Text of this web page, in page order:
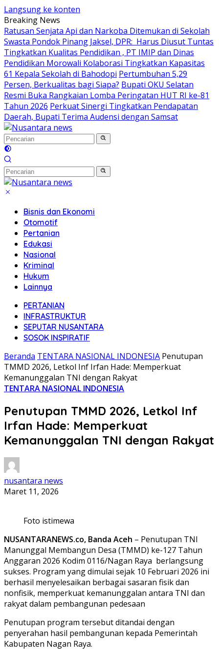
Langsung ke konten
Breaking News
Ratusan Senjata Api dan Narkoba Ditemukan di Sekolah
Swasta Pondok Pinang Jaksel, DPR: Harus Diusut Tuntas
Tingkatkan Kualitas Pendidikan , PT IMIP dan Dinas
Pendidikan Morowali Kolaborasi Tingkatkan Kapasitas
61 Kepala Sekolah di Bahodopi Pertumbuhan 5,29
Persen, Berkualitas bagi Siapa? Bupati OKU Selatan
Resmi Buka Rangkaian Lomba Peringatan HUT RI ke-81
Tahun 2026 Perkuat Sinergi Tingkatkan Pendapatan
Daerah, Bupati Terima Audensi dengan Samsat
Bisnis dan Ekonomi
Otomotif
Pertanian
Edukasi
Nasional
Kriminal
Hukum
Lainnya
PERTANIAN
INFRASTRUKTUR
SEPUTAR NUSANTARA
SOSOK INSPIRATIF
Beranda TENTARA NASIONAL INDONESIA Penutupan
TMMD 2026, Letkol Inf Irfan Hade: Memperkuat
Kemanunggalan TNI dengan Rakyat
TENTARA NASIONAL INDONESIA
Penutupan TMMD 2026, Letkol Inf
Irfan Hade: Memperkuat
Kemanunggalan TNI dengan Rakyat
nusantara news
Maret 11, 2026
Foto istimewa
NUSANTARANEWS.co, Banda Aceh – Penutupan TNI
Manunggal Membangun Desa (TMMD) ke-127 Tahun
Anggaran 2026 Kodim 0116/Nagan Raya berlangsung
sukses. Program yang dimulai sejak 10 Februari 2026 ini
berhasil menyelesaikan berbagai sasaran fisik dan
nonfisik, memperkuat kemanunggalan antara TNI dan
rakyat dalam pembangunan pedesaan
Penutupan program tersebut ditandai dengan
penyerahan hasil pembangunan kepada Pemerintah
Kabupaten Nagan Raya.